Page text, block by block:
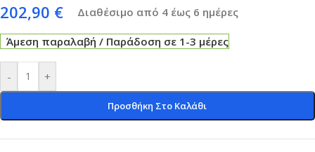
202,90 € Διαθέσιμο από 4 έως 6 ημέρες
Άμεση παραλαβή / Παράδοση σε 1-3 μέρες
- +
Προσθήκη Στο Καλάθι